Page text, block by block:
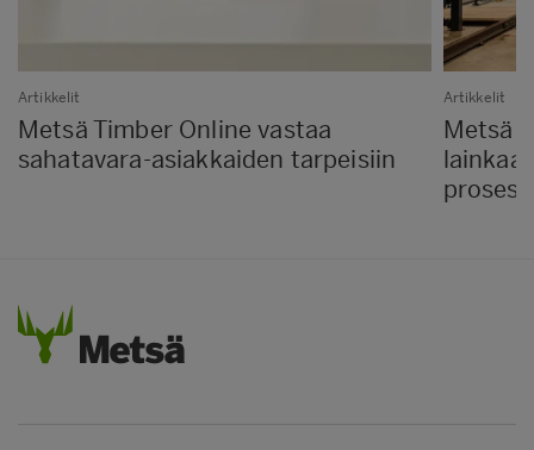
Artikkelit
Metsä Timber Online vastaa
sahatavara-asiakkaiden tarpeisiin
Artikkelit
Metsä